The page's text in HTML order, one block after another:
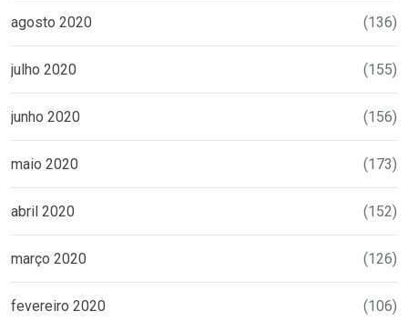
agosto 2020 (136)
julho 2020 (155)
junho 2020 (156)
maio 2020 (173)
abril 2020 (152)
março 2020 (126)
fevereiro 2020 (106)